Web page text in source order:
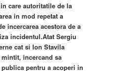
care autoritatile de la
in mod repetat a
incercarea acestora de a
incidentul.Atat Sergiu
cat si Ion Stavila
incercand sa
pentru a acoperi in